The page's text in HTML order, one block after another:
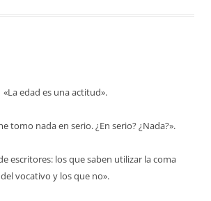
«La edad es una actitud».
tomo nada en serio. ¿En serio? ¿Nada?».
escritores: los que saben utilizar la coma
del vocativo y los que no».